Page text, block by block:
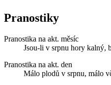
Pranostiky
Pranostika na akt. měsíc
Jsou-li v srpnu hory kalný,
Pranostika na akt. den
Málo plodů v srpnu, málo